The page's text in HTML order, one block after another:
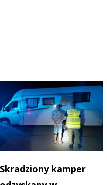
Skradziony kamper